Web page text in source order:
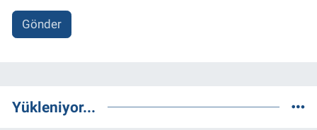
Gönder
Yükleniyor...